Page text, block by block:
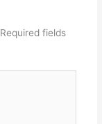
Required fields